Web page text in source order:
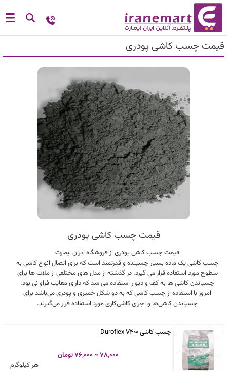
قیمت چسب کاشی پودری
قیمت چسب کاشی پودری
قیمت چسب کاشی پودری از فروشگاه ایران ایمارت
چسب کاشی یک ماده بسیار چسبنده و قدرتمند است که برای اتصال انواع کاشی به
سطوح مورد استفاده قرار می گیرد. در گذشته از مدل های مختلفی از ملات ها برای
چسباندن کاشی ها به کف و دیوار استفاده می شد که دارای معایب فراوانی بود.
امروز با استفاده از چسب کاشی که به دو شکل خمیری و پودری می‌باشد برای
چسباندن کاشی‌ها و اجرای کاشی‌کاری مورد استفاده قرار می‌گیرند.
چسب کاشی Duroflex V400
78,000 ~ 76,000 تومان
هر کیلوگرم